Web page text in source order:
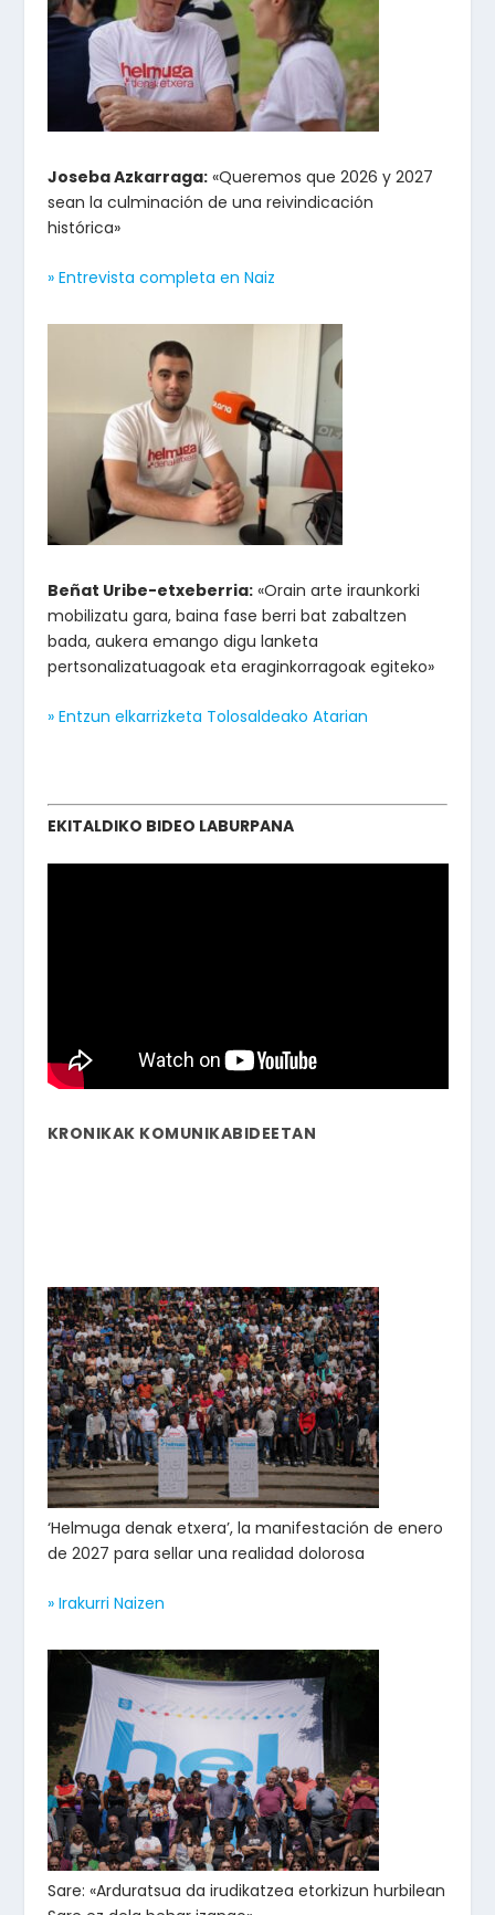
Joseba Azkarraga:«Queremos que 2026 y 2027
sean la culminación de una reivindicación
histórica»
» Entrevista completa en Naiz
Beñat Uribe-etxeberria:«Orain arte iraunkorki
mobilizatu gara, baina fase berri bat zabaltzen
bada, aukera emango digu lanketa
pertsonalizatuagoak eta eraginkorragoak egiteko»
» Entzun elkarrizketa Tolosaldeako Atarian
EKITALDIKO BIDEO LABURPANA
KRONIKAK KOMUNIKABIDEETAN
‘Helmuga denak etxera’, la manifestación de enero
de 2027 para sellar una realidad dolorosa
» Irakurri Naizen
Sare: «Arduratsua da irudikatzea etorkizun hurbilean